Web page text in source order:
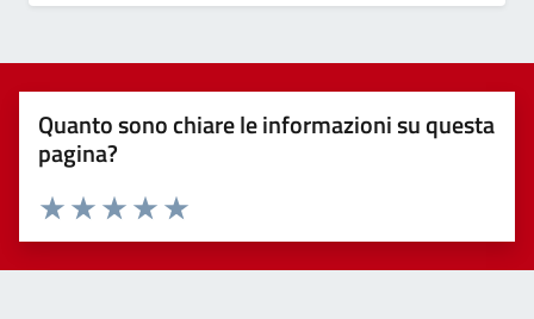
Quanto sono chiare le informazioni su questa
pagina?
Valuta 5 stelle su 5
Valuta 4 stelle su 5
Valuta 3 stelle su 5
Valuta 2 stelle su 5
Valuta 1 stelle su 5